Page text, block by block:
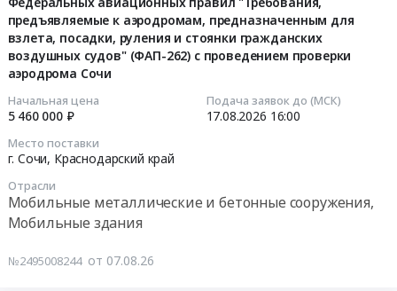
предъявляемые к аэродромам, предназначенным для
взлета, посадки, руления и стоянки гражданских
воздушных судов" (ФАП-262) с проведением проверки
аэродрома Сочи
Начальная цена
5 460 000 ₽
Подача заявок до (МСК)
17.08.2026 16:00
Место поставки
г. Сочи, Краснодарский край
Отрасли
Мобильные металлические и бетонные сооружения,
Мобильные здания
№2495008244 от 07.08.26